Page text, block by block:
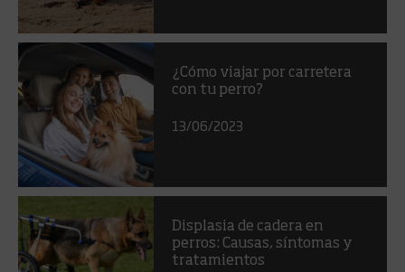
¿Cómo viajar por carretera
con tu perro?
13/06/2023
Displasia de cadera en
perros: Causas, síntomas y
tratamientos